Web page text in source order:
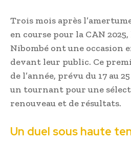
Trois mois après
en course pour la CAN
Nibombé ont une occasion
devant leur public. Ce
de l’année, prévu du 17 au
un tournant pour une
renouveau et de résultats.
Un duel sous haute